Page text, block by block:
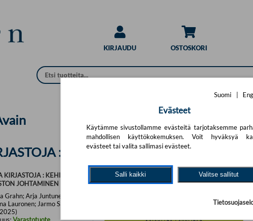
KIRJAUDU OSTOSKORI
: KEHITTÄVÄ KIRJASTON
KIRJASTOJA : KEHITTÄVÄ
JOHTAMINEN
Grahn; Arja Juntunen;
Lauronen; Jarmo Saarti
Suomi
Evästeet
Käytämme sivustollamme evästeitä tarjotaksemme
mahdollisen käyttökokemuksen. Voit hyväksyä
evästeet tai valita sallimasi evästeet.
Salli kaikki Valitse sallitut